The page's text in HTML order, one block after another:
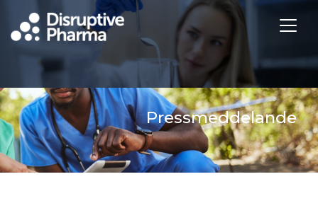
Pressmeddelande